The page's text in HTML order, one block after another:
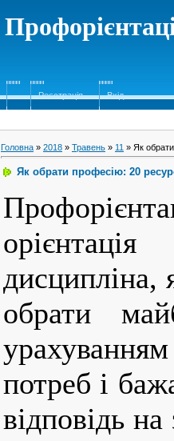
Реєстрація Вхід
Головна » 2018 » Травень » 11 » Як
Як обрати професію: 20
дисципліна,
обрати
потреб і
відповідь